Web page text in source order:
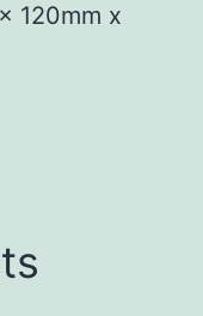
120mm x